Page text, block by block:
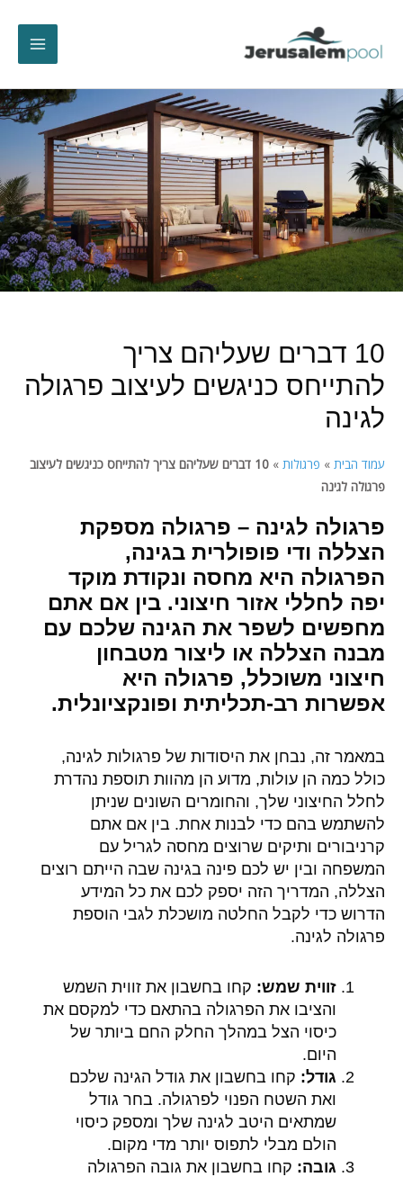
10 דברים שעליהם צריך
להתייחס כניגשים לעיצוב פרגולה
לגינה
עמוד הבית » פרגולות »
10 דברים שעליהם צריך להתייחס כניגשים לעיצוב
פרגולה לגינה
פרגולה לגינה – פרגולה מספקת
הצללה ודי פופולרית בגינה,
הפרגולה היא מחסה ונקודת מוקד
יפה לחללי אזור חיצוני. בין אם אתם
מחפשים לשפר את הגינה שלכם עם
מבנה הצללה או ליצור מטבחון
חיצוני משוכלל, פרגולה היא
אפשרות רב-תכליתית ופונקציונלית.
במאמר זה, נבחן את היסודות של פרגולות לגינה,
כולל כמה הן עולות, מדוע הן מהוות תוספת נהדרת
לחלל החיצוני שלך, והחומרים השונים שניתן
להשתמש בהם כדי לבנות אחת. בין אם אתם
קרניבורים ותיקים שרוצים מחסה לגריל עם
המשפחה ובין יש לכם פינה בגינה שבה הייתם רוצים
הצללה, המדריך הזה יספק לכם את כל המידע
הדרוש כדי לקבל החלטה מושכלת לגבי הוספת
פרגולה לגינה.
זווית שמש: קחו בחשבון את זווית השמש
והציבו את הפרגולה בהתאם כדי למקסם את
כיסוי הצל במהלך החלק החם ביותר של
היום.
גודל: קחו בחשבון את גודל הגינה שלכם
ואת השטח הפנוי לפרגולה. בחר גודל
שמתאים היטב לגינה שלך ומספק כיסוי
הולם מבלי לתפוס יותר מדי מקום.
גובה: קחו בחשבון את גובה הפרגולה